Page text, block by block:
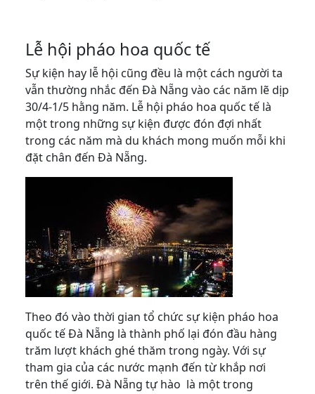
Lễ hội pháo hoa quốc tế
Sự kiện hay lễ hội cũng đều là một cách người ta
vẫn thường nhắc đến Đà Nẵng vào các năm lẽ dịp
30/4-1/5 hằng năm. Lễ hội pháo hoa quốc tế là
một trong những sự kiện được đón đợi nhất
trong các năm mà du khách mong muốn mỗi khi
đặt chân đến Đà Nẵng.
Theo đó vào thời gian tổ chức sự kiện pháo hoa
quốc tế Đà Nẵng là thành phố lại đón đầu hàng
trăm lượt khách ghé thăm trong ngày. Với sự
tham gia của các nước mạnh đến từ khắp nơi
trên thế giới. Đà Nẵng tự hào là một trong